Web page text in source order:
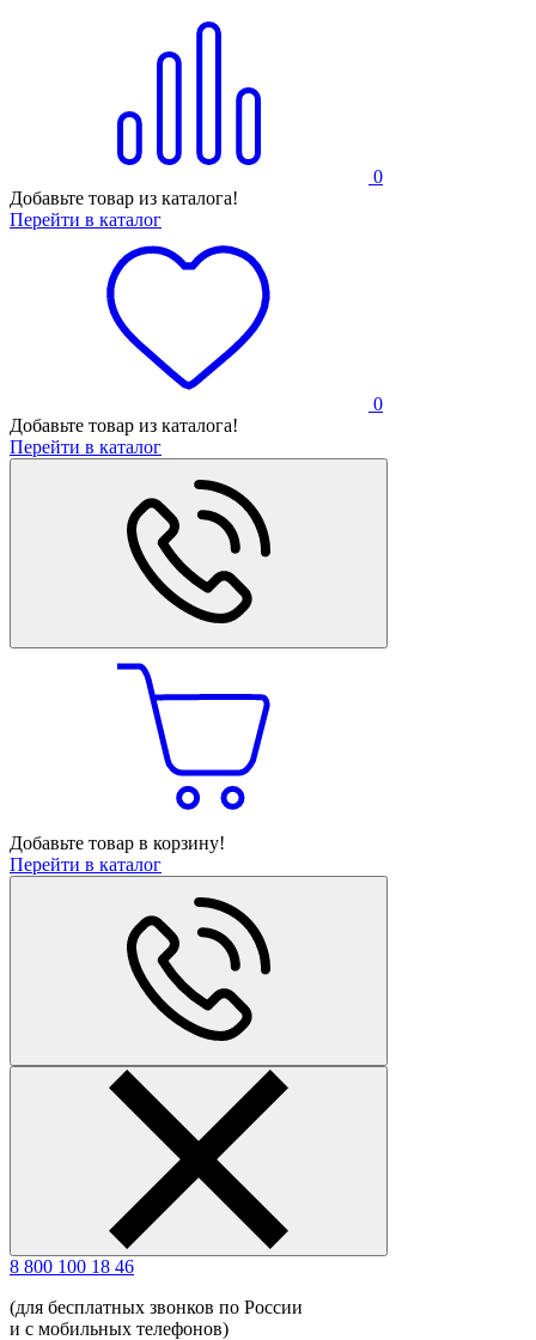
0
Добавьте товар из каталога!
Перейти в каталог
0
Добавьте товар из каталога!
Перейти в каталог
Добавьте товар в корзину!
Перейти в каталог
8 800 100 18 46
(для бесплатных звонков по России
и с мобильных телефонов)